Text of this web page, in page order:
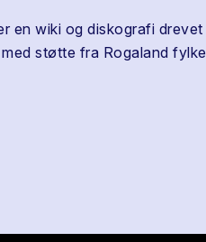
en wiki og diskografi
støtte fra Rogaland